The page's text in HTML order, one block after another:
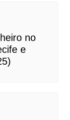
no
e